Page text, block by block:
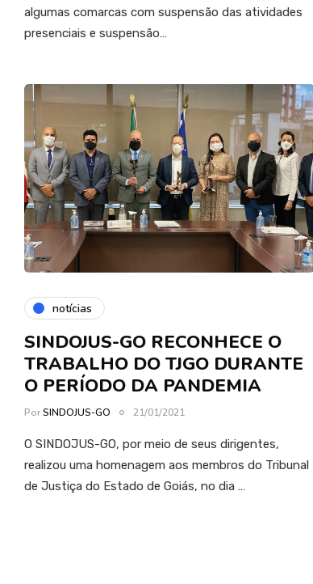
algumas comarcas com suspensão das atividades
presenciais e suspensão…
notícias
SINDOJUS-GO RECONHECE O
TRABALHO DO TJGO DURANTE
O PERÍODO DA PANDEMIA
PorSINDOJUS-GO 21/01/2021
O SINDOJUS-GO, por meio de seus dirigentes,
realizou uma homenagem aos membros do Tribunal
de Justiça do Estado de Goiás, no dia …